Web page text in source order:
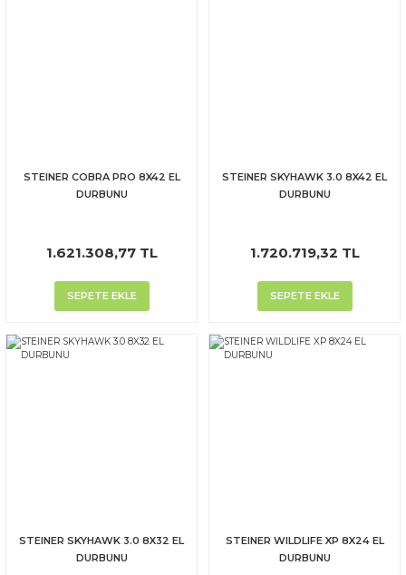
STEINER COBRA PRO 8X42 EL
DURBUNU
1.621.308,77 TL
SEPETE EKLE
STEINER SKYHAWK 3.0 8X42 EL
DURBUNU
1.720.719,32 TL
SEPETE EKLE
STEINER SKYHAWK 3.0 8X32 EL
DURBUNU
STEINER WILDLIFE XP 8X24 EL
DURBUNU